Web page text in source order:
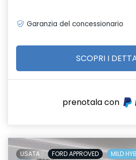
Garanzia del concessionario
SCOPRI I
prenotala con
USATA FORD APPROVED MILD